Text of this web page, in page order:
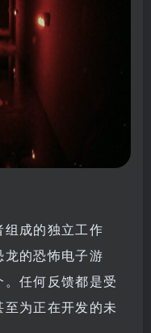
成的独立工作
的恐怖电子游
任何反馈都是受
为正在开发的未